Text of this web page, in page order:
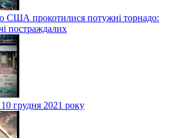
США прокотилися потужні торнадо:
постраждалих
грудня 2021 року